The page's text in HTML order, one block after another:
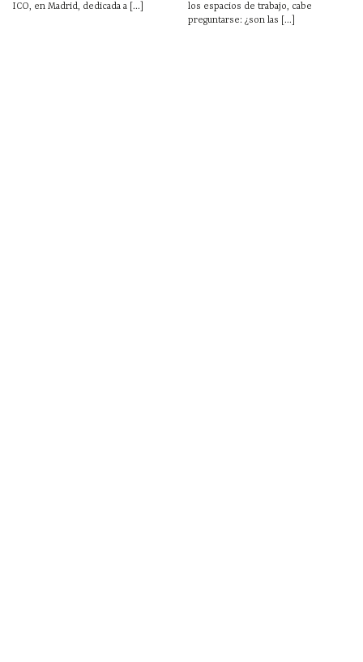
ICO, en Madrid, dedicada a [...]
los espacios de trabajo, cabe
preguntarse: ¿son las [...]